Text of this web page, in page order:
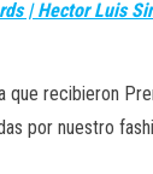
| Hector Luis
que recibieron
por nuestro